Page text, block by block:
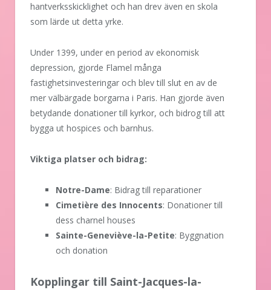
hantverksskicklighet och han drev även en skola
som lärde ut detta yrke.
Under 1399, under en period av ekonomisk
depression, gjorde Flamel många
fastighetsinvesteringar och blev till slut en av de
mer välbärgade borgarna i Paris. Han gjorde även
betydande donationer till kyrkor, och bidrog till att
bygga ut hospices och barnhus.
Viktiga platser och bidrag:
Notre-Dame: Bidrag till reparationer
Cimetière des Innocents: Donationer till
dess charnel houses
Sainte-Geneviève-la-Petite: Byggnation
och donation
Kopplingar till Saint-Jacques-la-